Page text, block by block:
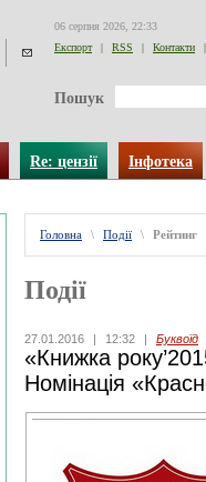
06 серпня 2026, 22:33
Експорт
| RSS | Контакти |
Пошук
Re: цензії Інфотека
Головна \ Події \ Рейтинг
Події
27.01.2016 | 12:32 | Буквоїд
«Книжка
Номінація